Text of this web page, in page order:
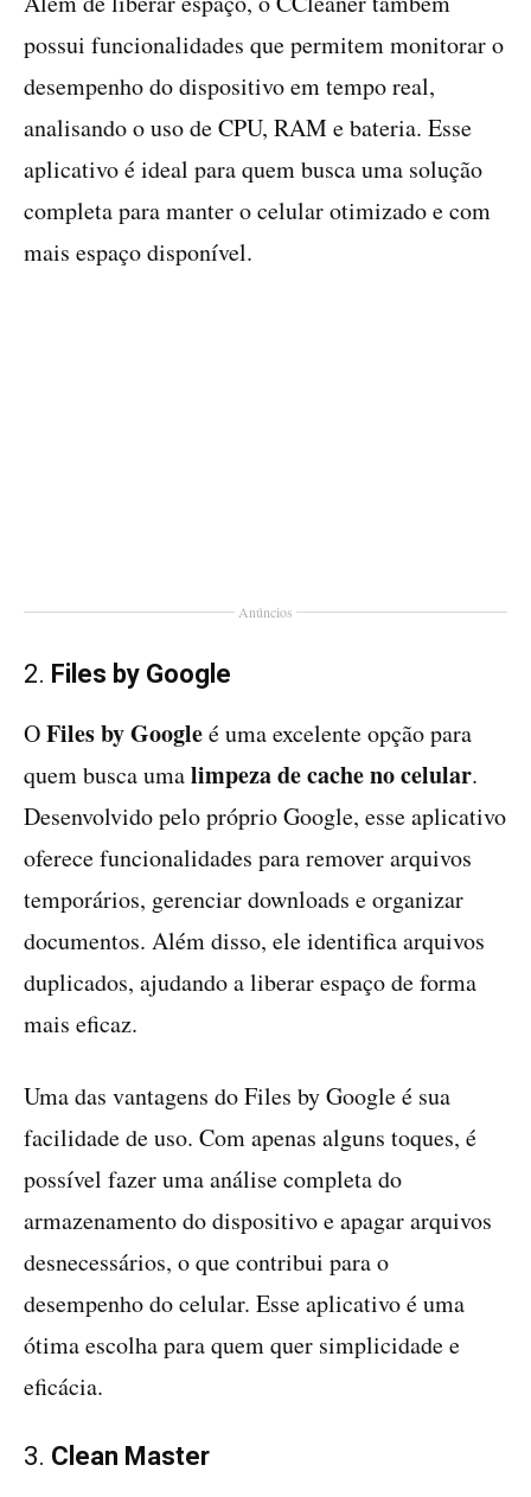
possui funcionalidades que permitem monitorar o
desempenho do dispositivo em tempo real,
analisando o uso de CPU, RAM e bateria. Esse
aplicativo é ideal para quem busca uma solução
completa para manter o celular otimizado e com
mais espaço disponível.
Anúncios
2. Files by Google
OFiles by Googleé uma excelente opção para
quem busca umalimpeza de cache no celular.
Desenvolvido pelo próprio Google, esse aplicativo
oferece funcionalidades para remover arquivos
temporários, gerenciar downloads e organizar
documentos. Além disso, ele identifica arquivos
duplicados, ajudando a liberar espaço de forma
mais eficaz.
Uma das vantagens do Files by Google é sua
facilidade de uso. Com apenas alguns toques, é
possível fazer uma análise completa do
armazenamento do dispositivo e apagar arquivos
desnecessários, o que contribui para o
desempenho do celular. Esse aplicativo é uma
ótima escolha para quem quer simplicidade e
eficácia.
3. Clean Master